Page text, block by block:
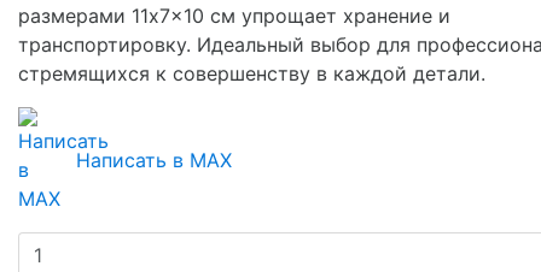
размерами 11x7x10 см упрощает хранение и
транспортировку. Идеальный выбор для
стремящихся к совершенству в каждой детали.
Написать в MAX